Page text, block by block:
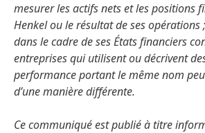
mesurer les actifs nets et les positions
Henkel ou le résultat de ses opérations
dans le cadre de ses États financiers
entreprises qui utilisent ou décrivent
performance portant le même nom
d’une manière différente.
Ce communiqué est publié à titre